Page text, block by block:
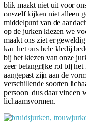
blik maakt niet uit voor
onszelf kijken niet alleen
middelpunt van de
op de jurken kiezen we
maakt ons ziet er
kan het ons hele kledij
bij het kiezen van onze
zeer belangrijke rol bij
aangepast zijn aan de
verschillende soorten
persoon. dus daar vinden
lichaamsvormen.